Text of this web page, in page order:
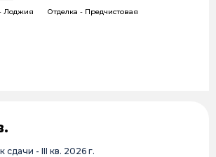
Лоджия Отделка - Предчистовая
сдачи - III кв. 2026 г.